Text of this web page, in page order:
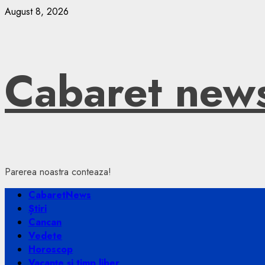
Skip
August 8, 2026
Cabaret
Parerea noastra conteaza!
Primary
Menu
CabaretNews
Știri
Cancan
Vedete
Horoscop